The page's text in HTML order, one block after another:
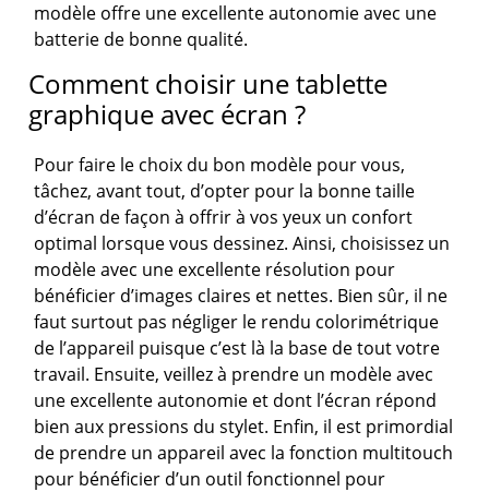
modèle offre une excellente autonomie avec une
batterie de bonne qualité.
Comment choisir une tablette
graphique avec écran ?
Pour faire le choix du bon modèle pour vous,
tâchez, avant tout, d’opter pour la bonne taille
d’écran de façon à offrir à vos yeux un confort
optimal lorsque vous dessinez. Ainsi, choisissez un
modèle avec une excellente résolution pour
bénéficier d’images claires et nettes. Bien sûr, il ne
faut surtout pas négliger le rendu colorimétrique
de l’appareil puisque c’est là la base de tout votre
travail. Ensuite, veillez à prendre un modèle avec
une excellente autonomie et dont l’écran répond
bien aux pressions du stylet. Enfin, il est primordial
de prendre un appareil avec la fonction multitouch
pour bénéficier d’un outil fonctionnel pour